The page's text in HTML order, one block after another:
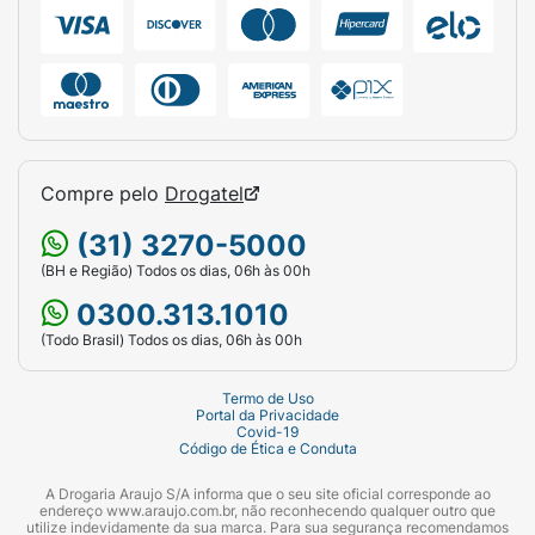
variar em função da densidade e outras
características do produto.
Alérgicos:CONTÉM DERIVADOS DE LEITE E
LACTOSE:Contém.
maiores de 19 anos.
porções ao dia, ou conforme orientação
profissional.
“ESTE PRODUTO NÃO É UM MEDICAMENTO”.
“NÃO EXCEDER A RECOMENDAÇÃO DIÁRIA
DE CONSUMO INDICADA NA EMBALAGEM”.
Compre pelo Drogatel
(31) 3270-5000
(BH e Região) Todos os dias, 06h às 00h
0300.313.1010
(Todo Brasil) Todos os dias, 06h às 00h
Termo de Uso
Portal da Privacidade
Covid-19
Código de Ética e Conduta
A Drogaria Araujo S/A informa que o seu site oficial corresponde ao
endereço www.araujo.com.br, não reconhecendo qualquer outro que
utilize indevidamente da sua marca. Para sua segurança recomendamos